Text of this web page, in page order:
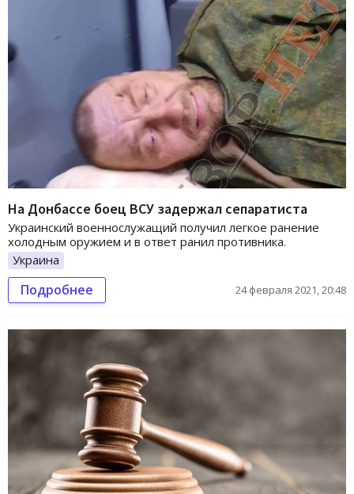
На Донбассе боец ВСУ задержал сепаратиста
Украинский военнослужащий получил легкое ранение
холодным оружием и в ответ ранил противника.
Украина
Подробнее 24 февраля 2021, 20:48